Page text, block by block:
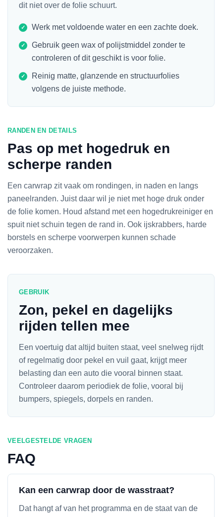
dit niet over de folie schuurt.
Werk met voldoende water en een zachte doek.
Gebruik geen wax of polijstmiddel zonder te
controleren of dit geschikt is voor folie.
Reinig matte, glanzende en structuurfolies
volgens de juiste methode.
RANDEN EN DETAILS
Pas op met hogedruk en
scherpe randen
Een carwrap zit vaak om rondingen, in naden en langs
paneelranden. Juist daar wil je niet met hoge druk onder
de folie komen. Houd afstand met een hogedrukreiniger en
spuit niet schuin tegen de rand in. Ook ijskrabbers, harde
borstels en scherpe voorwerpen kunnen schade
veroorzaken.
GEBRUIK
Zon, pekel en dagelijks
rijden tellen mee
Een voertuig dat altijd buiten staat, veel snelweg rijdt
of regelmatig door pekel en vuil gaat, krijgt meer
belasting dan een auto die vooral binnen staat.
Controleer daarom periodiek de folie, vooral bij
bumpers, spiegels, dorpels en randen.
VEELGESTELDE VRAGEN
FAQ
Kan een carwrap door de wasstraat?
Dat hangt af van het programma en de staat van de